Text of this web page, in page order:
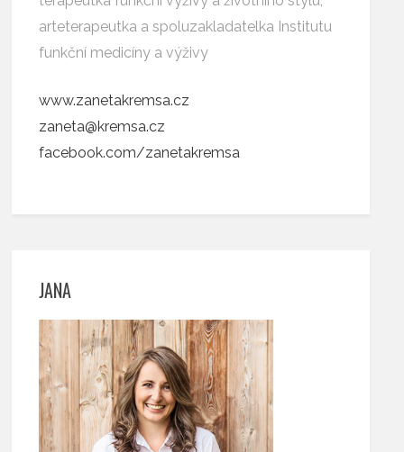
arteterapeutka a spoluzakladatelka Institutu
funkční medicíny a výživy
www.zanetakremsa.cz
zaneta@kremsa.cz
facebook.com/zanetakremsa
JANA